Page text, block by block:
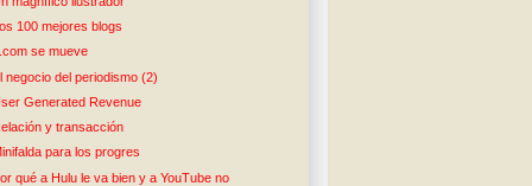
100 mejores blogs
se mueve
negocio del periodismo (2)
Generated Revenue
y transacción
para los progres
qué a Hulu le va bien y a YouTube no